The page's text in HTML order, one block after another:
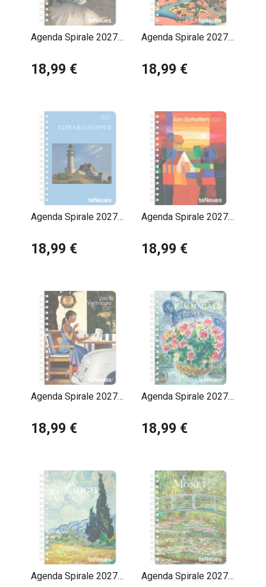
quotidien et la découverte artistique, pour une
expérience à la fois esthétique et pratique.
Agenda Spirale 2027
18,99 €
Agenda Spirale 2027
18,99 €
Agenda Spirale 2027
18,99 €
Agenda Spirale 2027
18,99 €
Agenda Spirale 2027
18,99 €
Agenda Spirale 2027
18,99 €
Agenda Spirale 2027
Agenda Spirale 2027